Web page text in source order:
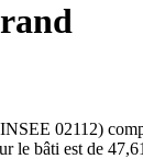
02112)
le bâti est de